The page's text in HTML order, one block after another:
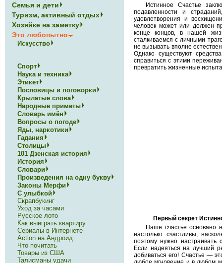
Истинное Счастье
подавленности и
удовлетворения и
человек может или должен
конце концов, в нашей
сталкиваемся с личными
не вызывать вполне
Однако существуют
справиться с этими
превратить жизненные
Первый секрет
Наше счастье
настолько счастливы,
поэтому нужно
Если надеяться на лучший
добиваться его! Счастье —
Семья и дети
Туризм, активный отдых
Хозяйке на заметку
Это любопытно
Искусство
Спорт
Наука и техника
Этикет
Пословицы и поговорки
Крылатые слова
Народные приметы
Словарь имён
Вопросы о погоде
Яды, наркотики
Гадания
Столицы
101 Дзенская история
История
Словари
Произведения на одну букву
Законы Мерфи
С улыбкой
Скрапбукинг
Уход за часами
Русское лото
Как выиграть квартиру
Сериалы в Интернете
Action на Андроид
Что почитать
Товары из США
Талисманы удачи